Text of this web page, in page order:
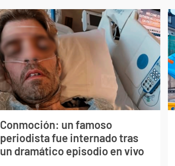
Conmoción: un famoso
periodista fue internado tras
un dramático episodio en vivo